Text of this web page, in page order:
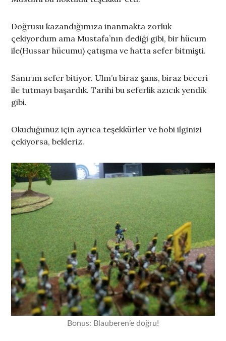
Doğrusu kazandığımıza inanmakta zorluk
çekiyordum ama Mustafa’nın dediği gibi, bir hücum
ile(Hussar hücumu) çatışma ve hatta sefer bitmişti.
Sanırım sefer bitiyor. Ulm’u biraz şans, biraz beceri
ile tutmayı başardık. Tarihi bu seferlik azıcık yendik
gibi.
Okuduğunuz için ayrıca teşekkürler ve hobi ilginizi
çekiyorsa, bekleriz.
Bonus: Blauberen’e doğru!